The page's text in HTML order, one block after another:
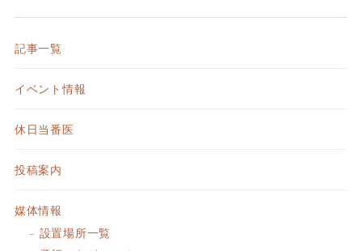
記事一覧
イベント情報
休日当番医
投稿案内
媒体情報
設置場所一覧